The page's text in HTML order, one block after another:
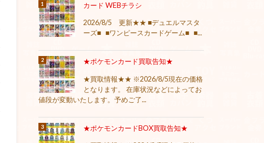
カード WEBチラシ
2026/8/5 更新★★ ■デュエルマスタ
ーズ■ ■ワンピースカードゲーム■ ■...
★ポケモンカード買取告知★
★買取情報★★ ※2026/8/5現在の価格
となります。 在庫状況などによってお
値段が変動いたします。予めご了...
★ポケモンカードBOX買取告知★